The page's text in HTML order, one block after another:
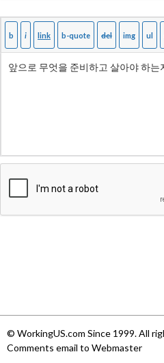
© WorkingUS.com Since 1999. All
Comments email to Webmaster